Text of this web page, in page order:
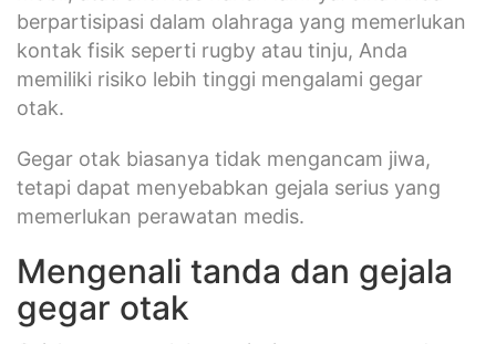
berpartisipasi dalam olahraga yang memerlukan
kontak fisik seperti rugby atau tinju, Anda
memiliki risiko lebih tinggi mengalami gegar
otak.
Gegar otak biasanya tidak mengancam jiwa,
tetapi dapat menyebabkan gejala serius yang
memerlukan perawatan medis.
Mengenali tanda dan gejala
gegar otak